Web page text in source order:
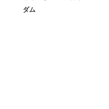
ダム